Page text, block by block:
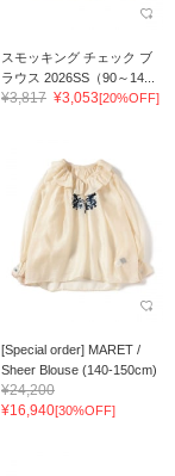
スモッキング チェック ブ
ラウス 2026SS（90～14...
¥3,817 ¥3,053[20%OFF]
[Special order] MARET /
Sheer Blouse (140-150cm)
¥24,200
¥16,940[30%OFF]